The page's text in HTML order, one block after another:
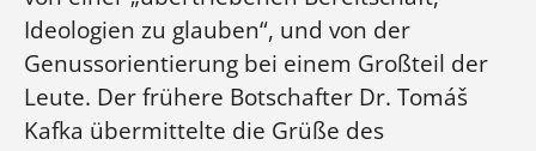
Ideologien zu glauben“, und von der
Genussorientierung bei einem Großteil der
Leute. Der frühere Botschafter Dr. Tomáš
Kafka übermittelte die Grüße des